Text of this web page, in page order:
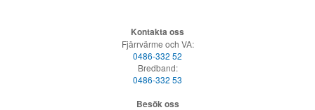
Kontakta oss
Fjärrvärme och VA:
0486-332 52
Bredband:
0486-332 53
Besök oss